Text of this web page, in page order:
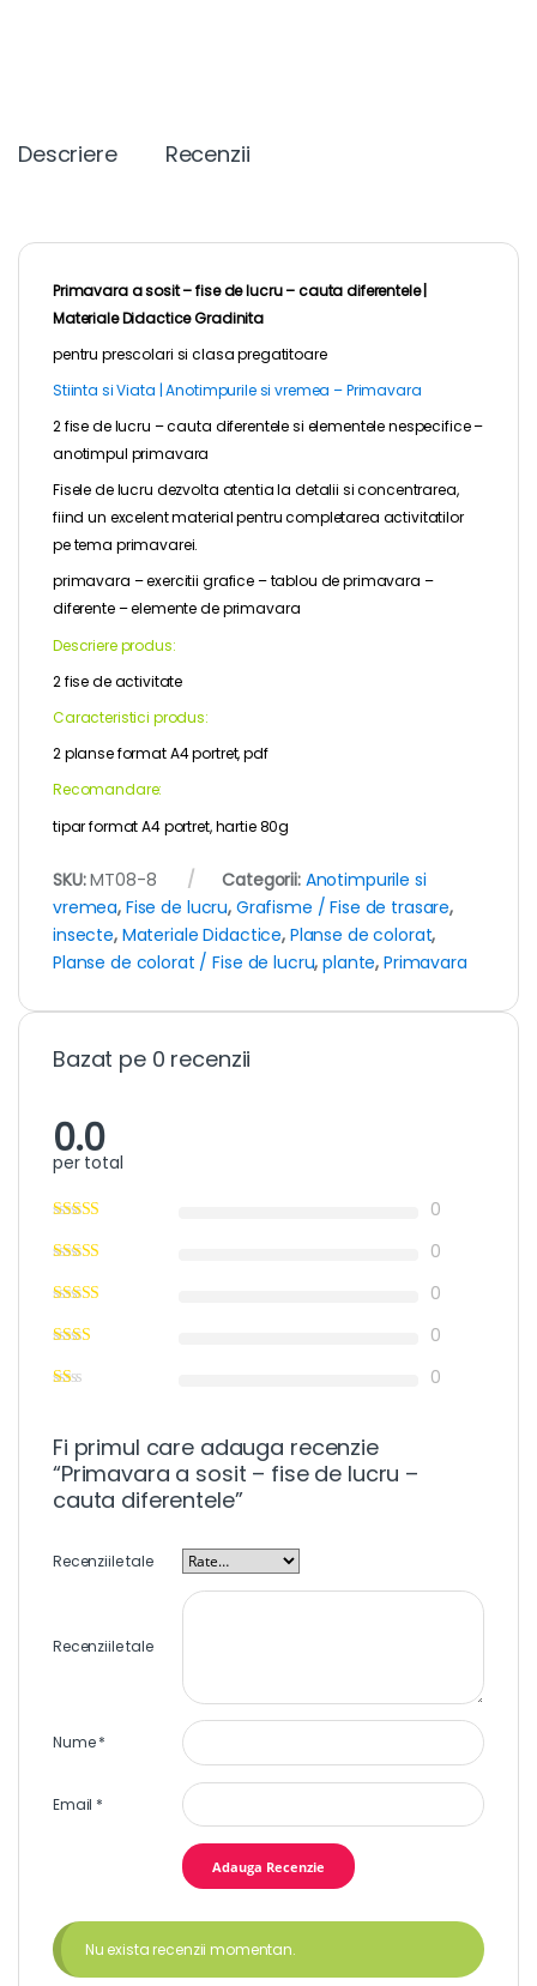
Descriere Recenzii
Primavara a sosit – fise de lucru – cauta diferentele |
Materiale Didactice Gradinita
pentru prescolari si clasa pregatitoare
Stiinta si Viata | Anotimpurile si vremea – Primavara
2 fise de lucru – cauta diferentele si elementele nespecifice –
anotimpul primavara
Fisele de lucru dezvolta atentia la detalii si concentrarea,
fiind un excelent material pentru completarea activitatilor
pe tema primavarei.
primavara – exercitii grafice – tablou de primavara –
diferente – elemente de primavara
Descriere produs:
2 fise de activitate
Caracteristici produs:
2 planse format A4 portret, pdf
Recomandare:
tipar format A4 portret, hartie 80g
SKU:MT08-8 Categorii: Anotimpurile si
vremea, Fise de lucru, Grafisme / Fise de trasare,
insecte, Materiale Didactice, Planse de colorat,
Planse de colorat / Fise de lucru,plante,Primavara
Bazat pe 0 recenzii
0.0
per total
0
0
0
0
0
Fi primul care adauga recenzie
“Primavara a sosit – fise de lucru –
cauta diferentele”
Recenziile tale
Recenziile tale
Nume*
Email *
Nu exista recenzii momentan.